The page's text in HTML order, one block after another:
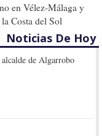
en Vélez-Málaga y
Costa del Sol
Noticias De Hoy
de Algarrobo